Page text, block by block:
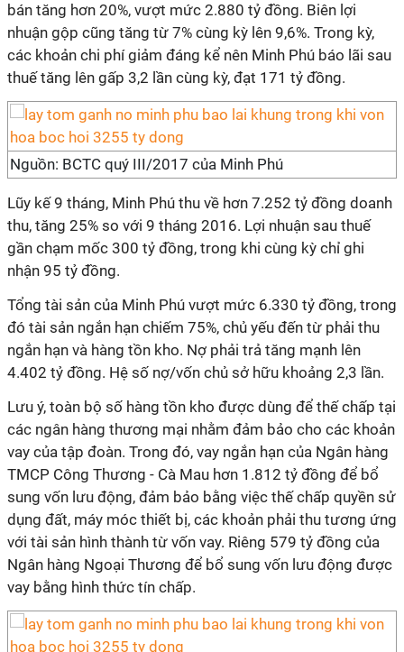
bán tăng hơn 20%, vượt mức 2.880 tỷ đồng. Biên lợi
nhuận gộp cũng tăng từ 7% cùng kỳ lên 9,6%. Trong kỳ,
các khoản chi phí giảm đáng kể nên Minh Phú báo lãi sau
thuế tăng lên gấp 3,2 lần cùng kỳ, đạt 171 tỷ đồng.
Nguồn: BCTC quý III/2017 của Minh Phú
Lũy kế 9 tháng, Minh Phú thu về hơn 7.252 tỷ đồng doanh
thu, tăng 25% so với 9 tháng 2016. Lợi nhuận sau thuế
gần chạm mốc 300 tỷ đồng, trong khi cùng kỳ chỉ ghi
nhận 95 tỷ đồng.
Tổng tài sản của Minh Phú vượt mức 6.330 tỷ đồng, trong
đó tài sản ngắn hạn chiếm 75%, chủ yếu đến từ phải thu
ngắn hạn và hàng tồn kho. Nợ phải trả tăng mạnh lên
4.402 tỷ đồng. Hệ số nợ/vốn chủ sở hữu khoảng 2,3 lần.
Lưu ý, toàn bộ số hàng tồn kho được dùng để thế chấp tại
các ngân hàng thương mại nhằm đảm bảo cho các khoản
vay của tập đoàn. Trong đó, vay ngắn hạn của Ngân hàng
TMCP Công Thương - Cà Mau hơn 1.812 tỷ đồng để bổ
sung vốn lưu động, đảm bảo bằng việc thế chấp quyền sử
dụng đất, máy móc thiết bị, các khoản phải thu tương ứng
với tài sản hình thành từ vốn vay. Riêng 579 tỷ đồng của
Ngân hàng Ngoại Thương để bổ sung vốn lưu động được
vay bằng hình thức tín chấp.